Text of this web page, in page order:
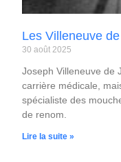
Les Villeneuve
30 août 2025
Joseph Villeneuve de
carrière médicale,
spécialiste des
de renom.
Lire la suite »